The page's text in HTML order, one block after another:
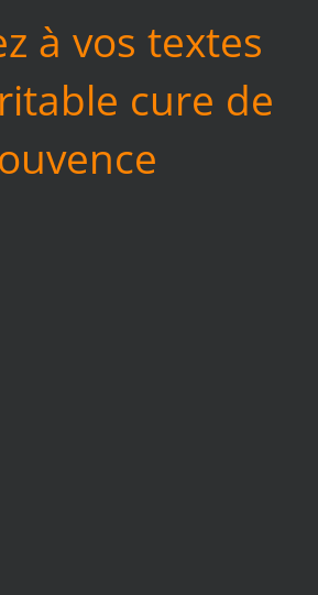
à vos textes
cure de